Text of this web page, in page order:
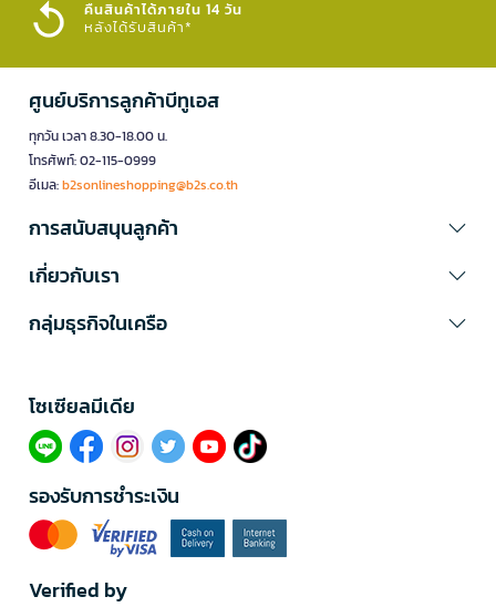
คืนสินค้าได้ภายใน 14 วัน
หลังได้รับสินค้า*
ศูนย์บริการลูกค้าบีทูเอส
ทุกวัน เวลา 8.30-18.00 น.
โทรศัพท์: 02-115-0999
อีเมล:b2sonlineshopping@b2s.co.th
การสนับสนุนลูกค้า
เกี่ยวกับเรา
กลุ่มธุรกิจในเครือ
โซเซียลมีเดีย​
รองรับการชำระเงิน
Verified by